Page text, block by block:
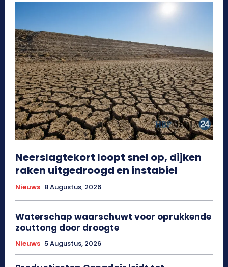
Neerslagtekort loopt snel op, dijken
raken uitgedroogd en instabiel
Nieuws 8 Augustus, 2026
Waterschap waarschuwt voor oprukkende
zouttong door droogte
Nieuws 5 Augustus, 2026